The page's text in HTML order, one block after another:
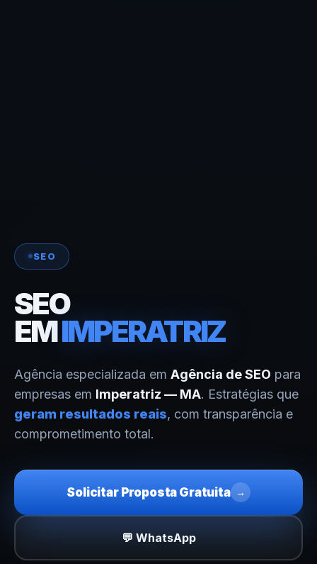
SEO
SEO
EMIMPERATRIZ
Agência especializada em Agência de SEO para
empresas em Imperatriz — MA. Estratégias que
geram resultados reais, com transparência e
comprometimento total.
Solicitar Proposta Gratuita →
💬 WhatsApp